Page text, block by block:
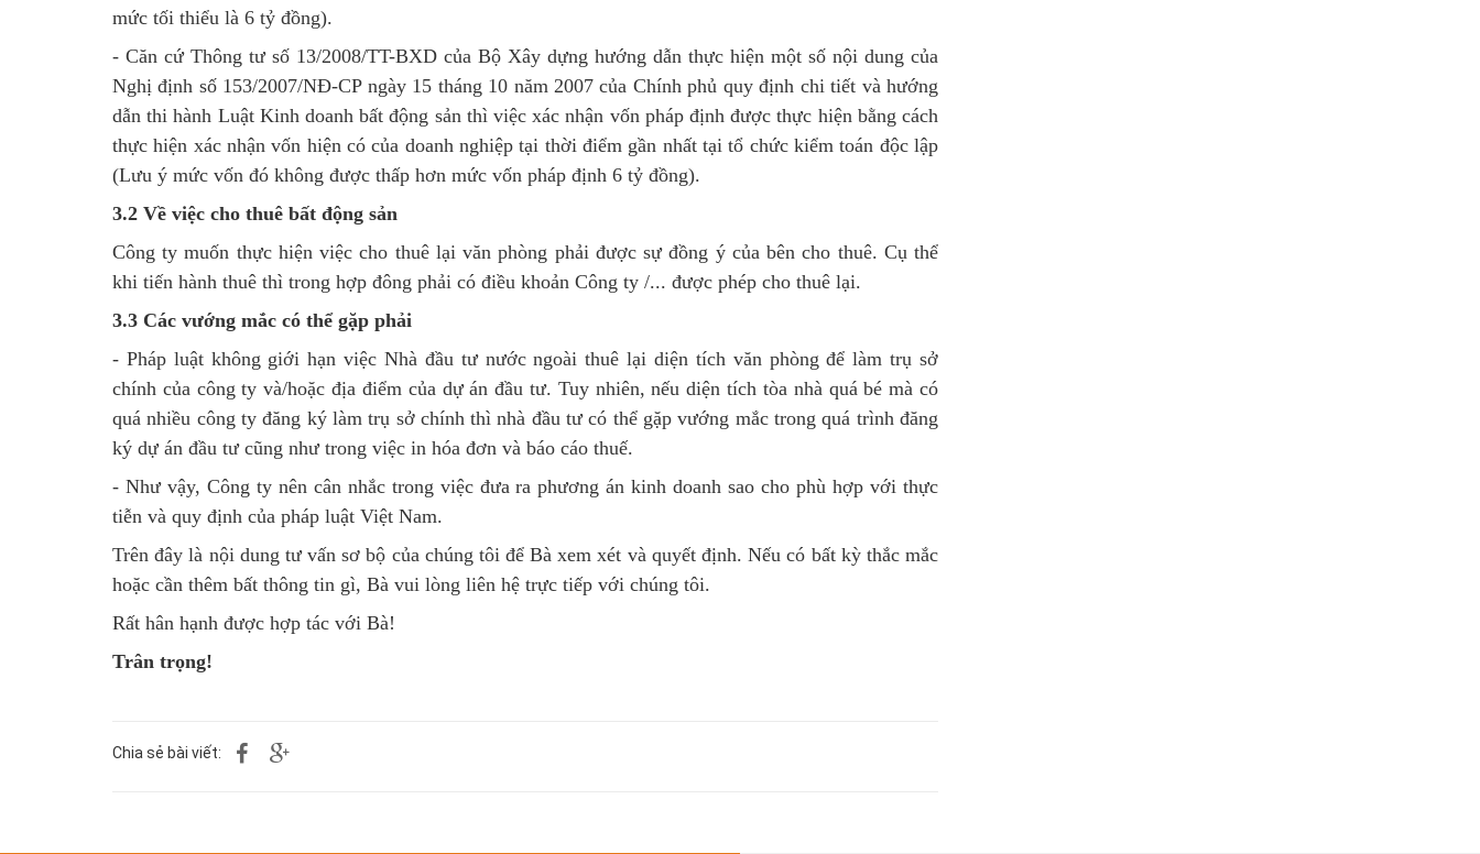
mức tối thiểu là 6 tỷ đồng).
- Căn cứ Thông tư số 13/2008/TT-BXD của Bộ Xây dựng hướng dẫn thực hiện một số nội dung của
Nghị định số 153/2007/NĐ-CP ngày 15 tháng 10 năm 2007 của Chính phủ quy định chi tiết và hướng
dẫn thi hành Luật Kinh doanh bất động sản thì việc xác nhận vốn pháp định được thực hiện bằng cách
thực hiện xác nhận vốn hiện có của doanh nghiệp tại thời điểm gần nhất tại tổ chức kiểm toán độc lập
(Lưu ý mức vốn đó không được thấp hơn mức vốn pháp định 6 tỷ đồng).
3.2 Về việc cho thuê bất động sản
Công ty muốn thực hiện việc cho thuê lại văn phòng phải được sự đồng ý của bên cho thuê. Cụ thể
khi tiến hành thuê thì trong hợp đông phải có điều khoản Công ty /... được phép cho thuê lại.
3.3 Các vướng mắc có thể gặp phải
- Pháp luật không giới hạn việc Nhà đầu tư nước ngoài thuê lại diện tích văn phòng để làm trụ sở
chính của công ty và/hoặc địa điểm của dự án đầu tư. Tuy nhiên, nếu diện tích tòa nhà quá bé mà có
quá nhiều công ty đăng ký làm trụ sở chính thì nhà đầu tư có thể gặp vướng mắc trong quá trình đăng
ký dự án đầu tư cũng như trong việc in hóa đơn và báo cáo thuế.
- Như vậy, Công ty nên cân nhắc trong việc đưa ra phương án kinh doanh sao cho phù hợp với thực
tiễn và quy định của pháp luật Việt Nam.
Trên đây là nội dung tư vấn sơ bộ của chúng tôi để Bà xem xét và quyết định. Nếu có bất kỳ thắc mắc
hoặc cần thêm bất thông tin gì, Bà vui lòng liên hệ trực tiếp với chúng tôi.
Rất hân hạnh được hợp tác với Bà!
Trân trọng!
Chia sẻ bài viết: